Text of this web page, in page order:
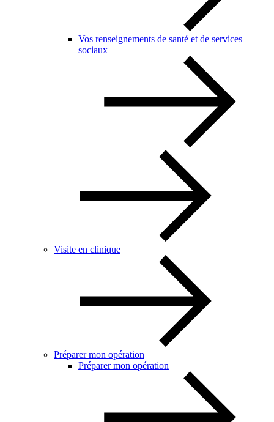
Vos renseignements de santé et de services
sociaux
Visite en clinique
Préparer mon opération
Préparer mon opération